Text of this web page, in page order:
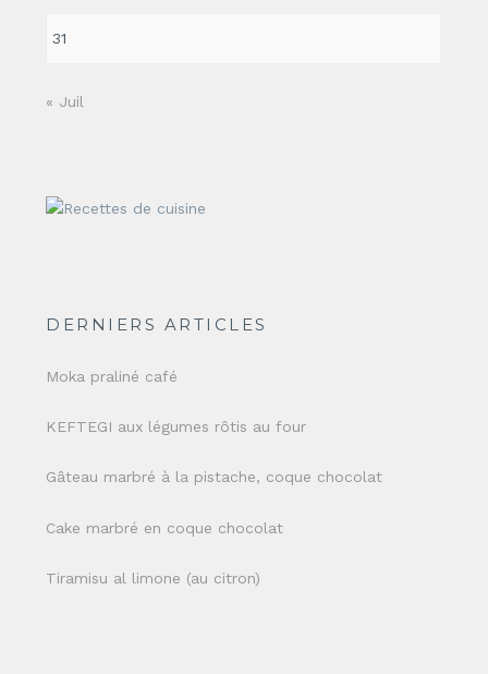
31
« Juil
DERNIERS ARTICLES
Moka praliné café
KEFTEGI aux légumes rôtis au four
Gâteau marbré à la pistache, coque chocolat
Cake marbré en coque chocolat
Tiramisu al limone (au citron)